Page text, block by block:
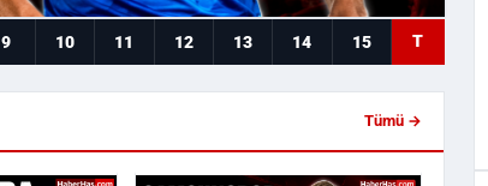
9 10 11 12 13 14 15 T
Tümü →